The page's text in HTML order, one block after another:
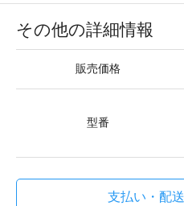
その他の詳細情報
販売価格
型番
支払い・配